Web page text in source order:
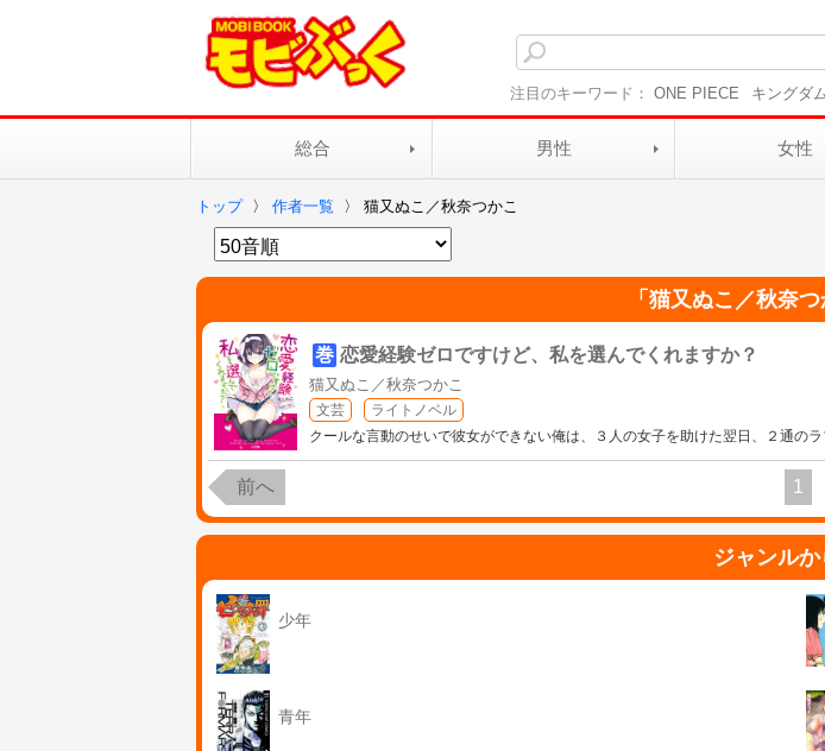
注目のキーワード： ONE PIECE キングダ
総合 男性 女性
トップ 〉 作者一覧 〉 猫又ぬこ／秋奈つかこ
「 猫又ぬこ／秋奈つ
巻 恋愛経験ゼロですけど、私を選んでくれますか？
猫又ぬこ／秋奈つかこ
文芸
ライトノベル
クールな言動のせいで彼女ができない俺は、３人の女子を助けた翌日、２通の
前へ 1
ジャンル
少年
青年